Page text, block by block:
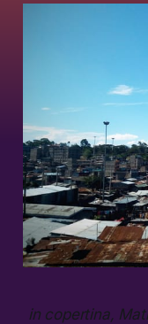
in copertina,